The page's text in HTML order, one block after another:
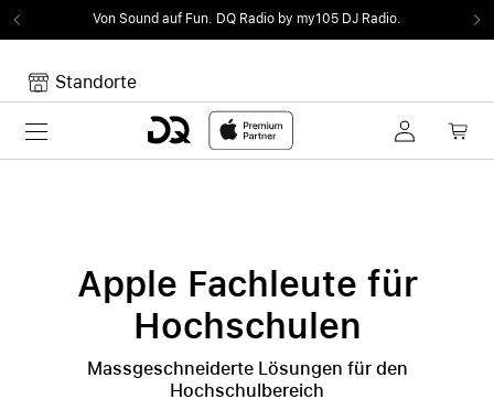
Von Sound auf Fun. DQ Radio by my105 DJ Radio.
Standorte
Toggle navigation
Apple Fachleute für
Hochschulen
Massgeschneiderte Lösungen für den
Hochschulbereich